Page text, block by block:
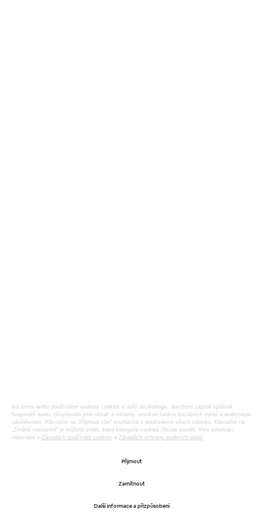
Na tomto webu používáme soubory cookies a další technologie, abychom zajistili správné
fungování webu, přizpůsobili jeho obsah a reklamy, umožnili funkce sociálních médií a analyzovali
návštěvnost. Kliknutím na „Přijmout vše” souhlasíte s používáním všech cookies. Kliknutím na
„Změnit nastavení” si můžete zvolit, které kategorie cookies chcete povolit. Více informací
naleznete v Zásadách používání cookies a Zásadách ochrany osobních údajů .
Přijmout
Zamítnout
Další informace a přizpůsobení